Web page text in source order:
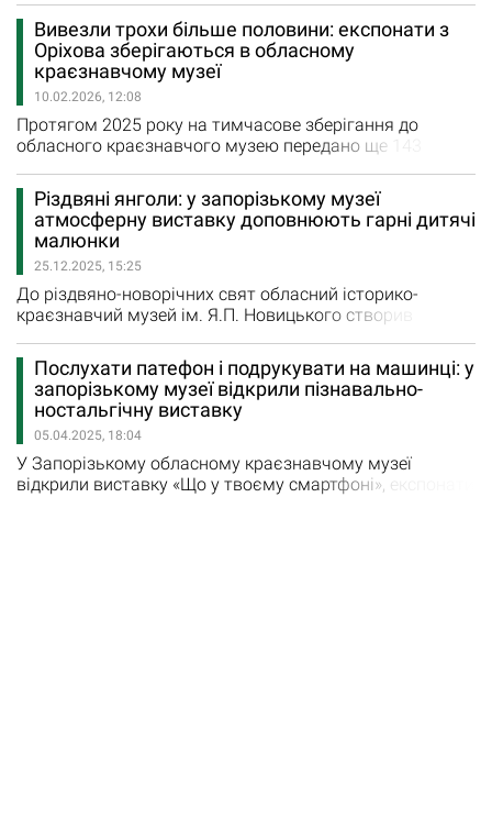
краєзнавчому музеї ім. Я. П. Новицького. Виставку
відкрила директорка музею Вікторія Водоп’ян, яка
зазначила, що представлені в експозиції речі —
унікальні. “Виставка нагадує…
Вивезли трохи більше половини: експонати з
Оріхова зберігаються в обласному
краєзнавчому музеї
10.02.2026, 12:08
Протягом 2025 року на тимчасове зберігання до
обласного краєзнавчого музею передано ще 143
експонатів. Всього на зберіганні в обласному
краєзнавчому музеї станом на 31 грудня 2025
знаходяться 3501 евакуйованих музейних предметів,
що складає 57,6% від загальної кількості. Такі цифри
наведені у публічному звіті начальника…
Різдвяні янголи: у запорізькому музеї
атмосферну виставку доповнюють гарні дитячі
малюнки
25.12.2025, 15:25
До різдвяно-новорічних свят обласний історико-
краєзнавчий музей ім. Я.П. Новицького створив
віку. Всього на виставці представлено понад 200
експонатів. Музейники облаштували затишний куточок
біля ялинки, у якому розмістили стареньке кресло-
качалку, вкрите пледом, стаціонарний телефон і
телефонний довідник, транзистор,…
Послухати патефон і подрукувати на машинці: у
запорізькому музеї відкрили пізнавально-
ностальгічну виставку
05.04.2025, 18:04
У Запорізькому обласному краєзнавчому музеї
відкрили виставку «Що у твоєму смартфоні», експонати